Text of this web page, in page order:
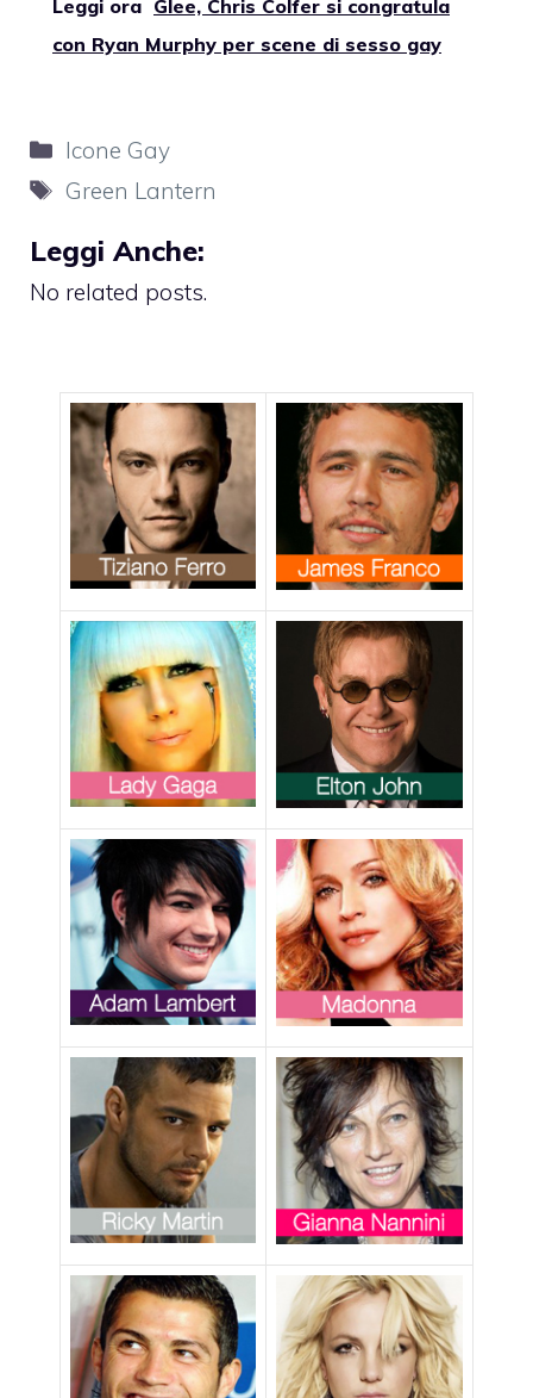
Leggi ora Glee, Chris Colfer si congratula
con Ryan Murphy per scene di sesso gay
Categorie
Icone Gay
Tag
Green Lantern
Leggi Anche:
No related posts.